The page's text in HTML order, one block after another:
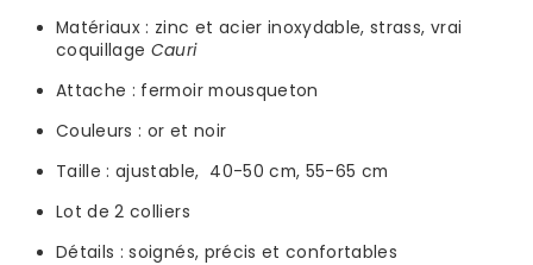
Matériaux : zinc et acier inoxydable, strass, vrai
coquillage Cauri
Attache : fermoir mousqueton
Couleurs : or et noir
Taille : ajustable, 40-50 cm, 55-65 cm
Lot de 2 colliers
Détails : soignés, précis et confortables